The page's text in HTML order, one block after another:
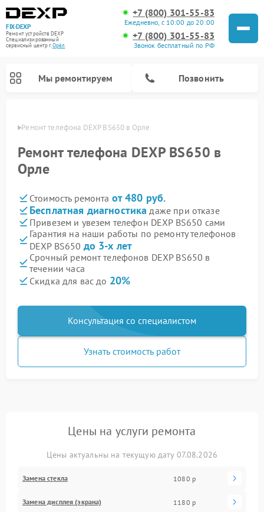
FIX-DEXP
Ремонт устройств DEXP
Специализированный
cервисный центр г.Орёл
+7 (800) 301-55-83
Ежедневно, с 10:00 до 20:00
+7 (800) 301-55-83
Звонок бесплатный по РФ
Мы ремонтируем Позвонить
Ремонт телефона DEXP BS650 в Орле
Ремонт телефона DEXP BS650 в
Орле
Стоимость ремонта от 480 руб.
Бесплатная диагностика даже при отказе
Привезем и увезем телефон DEXP BS650 сами
Гарантия на наши работы по ремонту телефонов
DEXP BS650 до 3-х лет
Срочный ремонт телефонов DEXP BS650 в
течении часа
Скидка для вас до 20%
Консультация со специалистом
Узнать стоимость работ
Цены на услуги ремонта
Цены актуальны на текущую дату 07.08.2026
Замена стекла 1080 р
Замена дисплея (экрана) 1180 р